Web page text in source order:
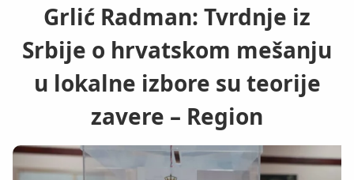
Grlić Radman: Tvrdnje iz
Srbije o hrvatskom mešanju
u lokalne izbore su teorije
zavere – Region